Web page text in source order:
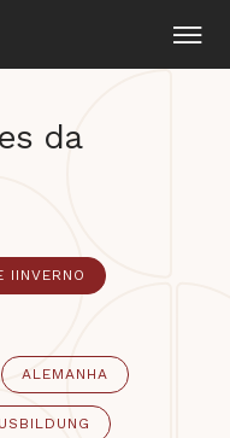
da
IINVERNO
ALEMANHA